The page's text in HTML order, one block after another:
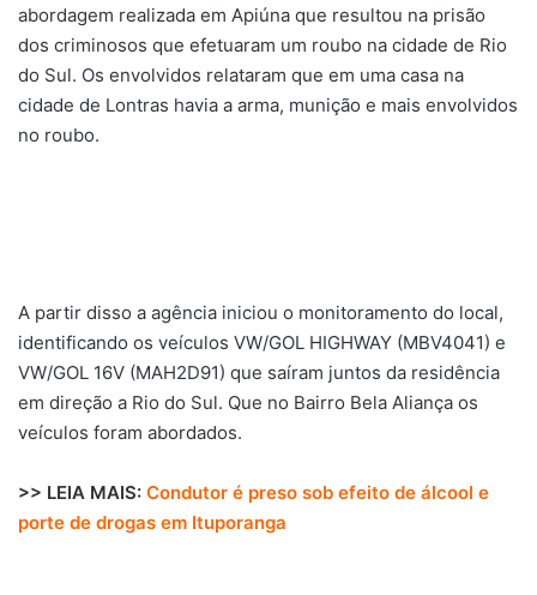
abordagem realizada em Apiúna que resultou na prisão
dos criminosos que efetuaram um roubo na cidade de Rio
do Sul. Os envolvidos relataram que em uma casa na
cidade de Lontras havia a arma, munição e mais envolvidos
no roubo.
A partir disso a agência iniciou o monitoramento do local,
identificando os veículos VW/GOL HIGHWAY (MBV4041) e
VW/GOL 16V (MAH2D91) que saíram juntos da residência
em direção a Rio do Sul. Que no Bairro Bela Aliança os
veículos foram abordados.
>> LEIA MAIS: Condutor é preso sob efeito de álcool e
porte de drogas em Ituporanga